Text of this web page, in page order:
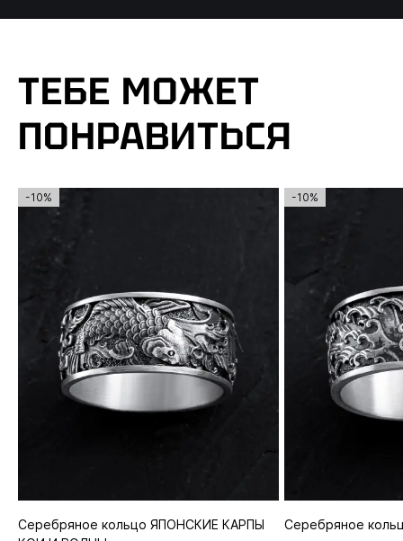
ТЕБЕ МОЖЕТ
ПОНРАВИТЬСЯ
-10%
Серебряное кольцо ЯПОНСКИЕ КАРПЫ
-10%
Серебряное